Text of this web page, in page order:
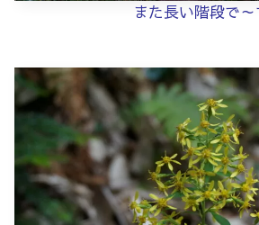
また長い階段で～